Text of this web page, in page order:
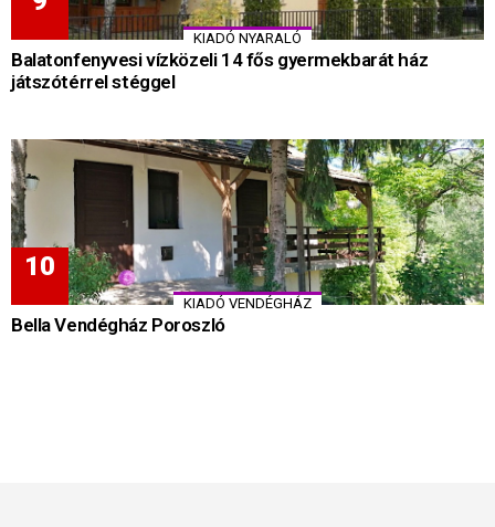
KIADÓ NYARALÓ
Balatonfenyvesi vízközeli 14 fős gyermekbarát ház
játszótérrel stéggel
KIADÓ VENDÉGHÁZ
Bella Vendégház Poroszló